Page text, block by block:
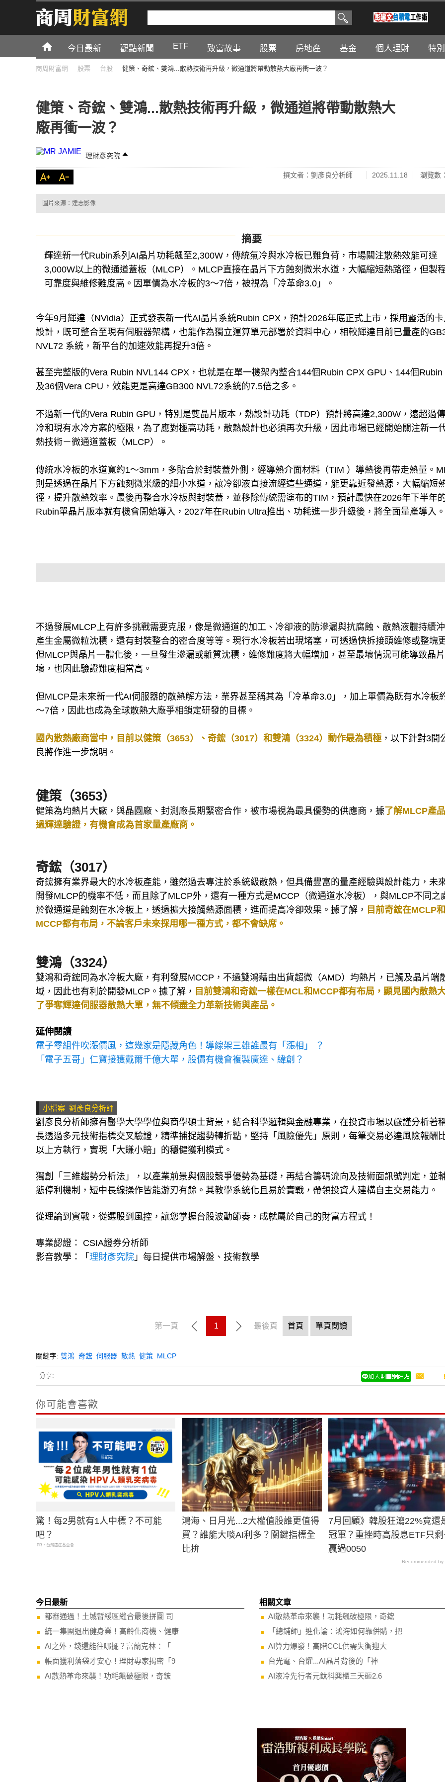
今日最新 觀點新聞 ETF 致富故事 股票 房地產 基金 個人理財 特
商周財富網 股票 台股 健策、奇鋐、雙鴻...散熱技術再升級，微通道將帶動散熱大廠再衝一波？
健策、奇鋐、雙鴻...散熱技術再升級，微通道將帶動散熱大
廠再衝一波？
理財彥究院
撰文者：劉彥良分析師 2025.11.18 瀏覽數
圖片來源：達志影像
摘要
輝達新一代Rubin系列AI晶片功耗飆至2,300W，傳統氣冷與水冷板已難負荷，市場關注散熱效能可達
3,000W以上的微通道蓋板（MLCP）。MLCP直接在晶片下方蝕刻微米水道，大幅縮短熱路徑，但製
可靠度與維修難度高。因單價為水冷板的3～7倍，被視為「冷革命3.0」。
今年9月輝達（NVidia）正式發表新一代AI晶片系統Rubin CPX，預計2026年底正式上市，採用靈活的
設計，既可整合至現有伺服器架構，也能作為獨立運算單元部署於資料中心，相較輝達目前已量產的
NVL72 系統，新平台的加速效能再提升3倍。
甚至完整版的Vera Rubin NVL144 CPX，也就是在單一機架內整合144個Rubin CPX GPU、144個Rubin
及36個Vera CPU，效能更是高達GB300 NVL72系統的7.5倍之多。
不過新一代的Vera Rubin GPU，特別是雙晶片版本，熱設計功耗（TDP）預計將高達2,300W，遠超過
冷和現有水冷方案的極限，為了應對極高功耗，散熱設計也必須再次升級，因此市場已經開始關注新一
熱技術－微通道蓋板（MLCP）。
傳統水冷板的水道寬約1～3mm，多貼合於封裝蓋外側，經導熱介面材料（TIM ）導熱後再帶走熱量。
則是透過在晶片下方蝕刻微米級的細小水道，讓冷卻液直接流經這些通道，能更靠近發熱源，大幅縮短
徑，提升散熱效率。最後再整合水冷板與封裝蓋，並移除傳統需塗布的TIM，預計最快在2026年下半年
Rubin單晶片版本就有機會開始導入，2027年在Rubin Ultra推出、功耗進一步升級後，將全面量產導入。
不過發展MLCP上有許多挑戰需要克服，像是微通道的加工、冷卻液的防滲漏與抗腐蝕、散熱液體持續
產生金屬微粒沈積，還有封裝整合的密合度等等。現行水冷板若出現堵塞，可透過快拆接頭維修或整塊
但MLCP與晶片一體化後，一旦發生滲漏或雜質沈積，維修難度將大幅增加，甚至最壞情況可能導致晶
壞，也因此驗證難度相當高。
但MLCP是未來新一代AI伺服器的散熱解方法，業界甚至稱其為「冷革命3.0」，加上單價為既有水冷板
～7倍，因此也成為全球散熱大廠爭相鎖定研發的目標。
國內散熱廠商當中，目前以健策（3653）、奇鋐（3017）和雙鴻（3324）動作最為積極 ，以下針對3間
良將作進一步說明。
健策（3653）
健策為均熱片大廠，與晶圓廠、封測廠長期緊密合作，被市場視為最具優勢的供應商，據 了解MLCP產
過輝達驗證，有機會成為首家量產廠商。
奇鋐（3017）
奇鋐擁有業界最大的水冷板產能，雖然過去專注於系統級散熱，但具備豐富的量產經驗與設計能力，未
開發MLCP的機率不低，而且除了MLCP外，還有一種方式是MCCP（微通道水冷板），與MLCP不同之
於微通道是蝕刻在水冷板上，透過擴大接觸熱源面積，進而提高冷卻效果。據了解， 目前奇鋐在MCLP和
MCCP都有布局，不論客戶未來採用哪一種方式，都不會缺席。
雙鴻（3324）
雙鴻和奇鋐同為水冷板大廠，有利發展MCCP，不過雙鴻藉由出貨超微（AMD）均熱片，已觸及晶片端
域，因此也有利於開發MLCP。據了解， 目前雙鴻和奇鋐一樣在MCL和MCCP都有布局，顯見國內散熱
了爭奪輝達伺服器散熱大單，無不傾盡全力革新技術與產品。
延伸閱讀
電子零組件吹漲價風，這幾家是隱藏角色！導線架三雄誰最有「漲相」 ？
「電子五哥」仁寶接獲戴爾千億大單，股價有機會複製廣達、緯創？
小檔案_劉彥良分析師
劉彥良分析師擁有醫學大學學位與商學碩士背景，結合科學邏輯與金融專業，在投資市場以嚴謹分析著
長透過多元技術指標交叉驗證，精準捕捉趨勢轉折點，堅持「風險優先」原則，每筆交易必達風險報酬
以上方執行，實現「大賺小賠」的穩健獲利模式。
獨創「三維趨勢分析法」，以產業前景與個股競爭優勢為基礎，再結合籌碼流向及技術面訊號判定，並
態停利機制，短中長線操作皆能游刃有餘。其教學系統化且易於實戰，帶領投資人建構自主交易能力。
從理論到實戰，從選股到風控，讓您掌握台股波動節奏，成就屬於自己的財富方程式！
專業認證： CSIA證券分析師
影音教學：「 理財彥究院 」每日提供市場解盤、技術教學
第一頁 1 最後頁 首頁 單頁閱讀
關鍵字: 雙鴻 奇鋐 伺服器 散熱 健策 MLCP
分享:
你可能會喜歡
驚！每2男就有1人中標？不可能
吧？
PR・台灣癌症基金會
鴻海、日月光...2大權值股誰更值得
買？誰能大啖AI利多？關鍵指標全
比拚
7月回顧》韓股狂瀉22%竟還
冠軍？重挫時高股息ETF只
贏過0050
Recommended by
今日最新
都審通過！土城暫緩區縫合最後拼圖 司
統一集團退出健身業！高齡化商機、健康
AI之外，錢還能往哪擺？富蘭克林：「
帳面獲利落袋才安心！理財專家揭密「9
AI散熱革命來襲！功耗飆破極限，奇鋐
相關文章
AI散熱革命來襲！功耗飆破極限，奇鋐
「總鋪師」進化論：鴻海如何靠併購，把
AI算力爆發！高階CCL供需失衡迎大
台光電、台燿...AI晶片背後的「神
AI液冷先行者元鈦科興櫃三天砸2.6